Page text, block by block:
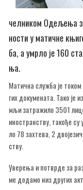
чел­ни­ком Оде­ље­ња
но­сти у ма­тич­не
ба, а умр­ло је 160
ња.
Ма­тич­на слу­жба је
гих до­ку­ме­на­та. Та­ко је
мљи за­тра­жи­ло 3501
ино­стран­ству, та­ко­ђе су
ло 78 зах­те­ва, 2
ству.
Уве­ре­ња и по­твр­де за
ме до­да­мо низ дру­гих